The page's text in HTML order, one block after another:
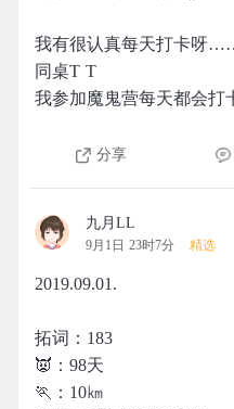
我有很认真每天打卡呀
同桌T T
我参加魔鬼营每天都会打
分享
九月LL
9月1日 23时7分 精选
2019.09.01.
拓词：183
👿：98天
🏃：10㎞